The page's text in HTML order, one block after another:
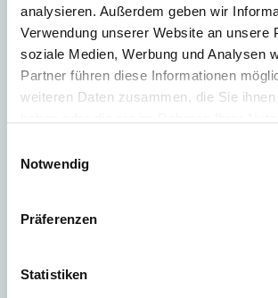
analysieren. Außerdem geben wir
Verwendung unserer Website an unsere
soziale Medien, Werbung und Analysen
Partner führen diese Informationen
weiteren Daten zusammen, die Sie
unsererDatenschutzseite
Notwendig
Präferenzen
Statistiken
Scherschnitt sind hierbei unsere
Fertigungstechnologien zur Herstellung
Technischen Kunststoffteilen.
MEHR ERFAHREN
Um Teile im Wasserstrahlschneid-
Geometrieänderungen können schnell